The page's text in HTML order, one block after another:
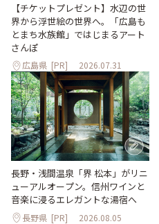
【チケットプレゼント】水辺の世
界から浮世絵の世界へ。「広島も
とまち水族館」ではじまるアート
さんぽ
広島県 [PR] 2026.07.31
長野・浅間温泉「界 松本」がリニ
ューアルオープン。信州ワインと
音楽に浸るエレガントな湯宿へ
長野県 [PR] 2026.08.05